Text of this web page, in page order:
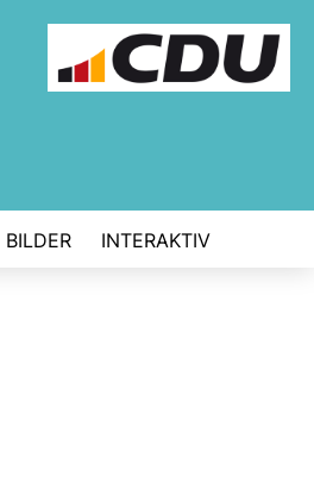
BILDER INTERAKTIV